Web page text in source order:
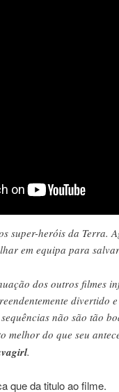
super-heróis da Terra.
em equipa para
dos outros filmes
divertido
não são tão
melhor do que seu
.
que da titulo ao filme.